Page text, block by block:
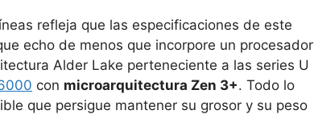
refleja que las especificaciones de este
echo de menos que incorpore un procesador
Alder Lake perteneciente a las series U
con microarquitectura Zen 3+. Todo lo
que persigue mantener su grosor y su peso